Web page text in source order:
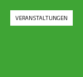
VERANSTALTUNGEN